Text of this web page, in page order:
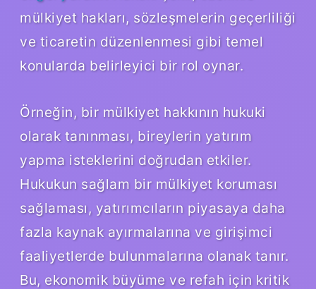
mülkiyet hakları, sözleşmelerin geçerliliği
ve ticaretin düzenlenmesi gibi temel
konularda belirleyici bir rol oynar.
Örneğin, bir mülkiyet hakkının hukuki
olarak tanınması, bireylerin yatırım
yapma isteklerini doğrudan etkiler.
Hukukun sağlam bir mülkiyet koruması
sağlaması, yatırımcıların piyasaya daha
fazla kaynak ayırmalarına ve girişimci
faaliyetlerde bulunmalarına olanak tanır.
Bu, ekonomik büyüme ve refah için kritik